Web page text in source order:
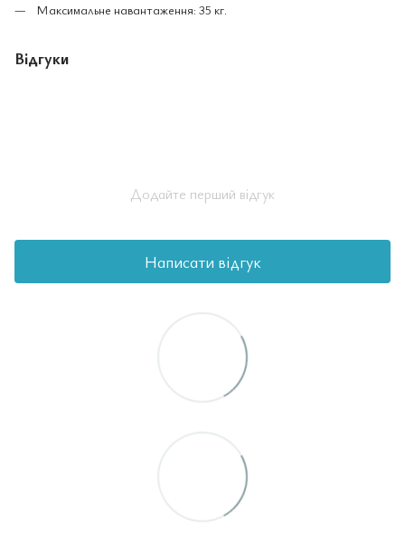
Максимальне навантаження: 35 кг.
Відгуки
Додайте перший відгук
Написати відгук